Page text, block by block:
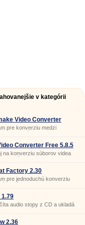
v kategórii
Video Converter
pre konverziu medzi
formátmi videa (dvd,
swf,…), tvorbu prezentácií
a hudobných vizualizácií.
Converter Free 5.8.5
na konverziu súborov videa
formátov (AVI, FLV, MOV,
do formátov AVI, WMV,
MKV, SWF, FLV.
Factory 2.30
pre jednoduchú konverziu
súborov
videa
MPG/AVI/WMV/FLV/SWF).
1.79
audio stopy z CD a ukladá
disk vo formátoch WAV, MP2,
2.36